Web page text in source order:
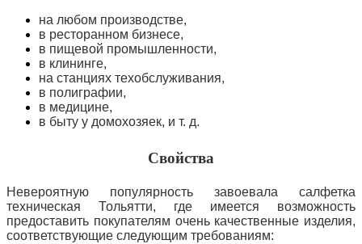
на любом производстве,
в ресторанном бизнесе,
в пищевой промышленности,
в клининге,
на станциях техобслуживания,
в полиграфии,
в медицине,
в быту у домохозяек, и т. д.
Свойства
Невероятную популярность завоевала салфетка
техническая Тольятти, где имеется возможность
предоставить покупателям очень качественные изделия,
соответствующие следующим требованиям: